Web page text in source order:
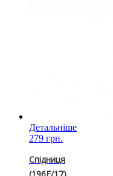
Детальніше
279 грн.
Спідниця